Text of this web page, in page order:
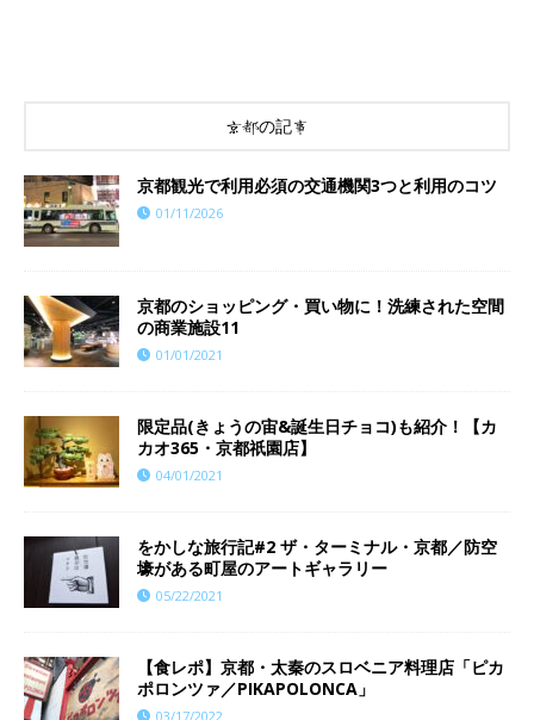
京都の記事
京都観光で利用必須の交通機関3つと利用のコツ
01/11/2026
京都のショッピング・買い物に！洗練された空間
の商業施設11
01/01/2021
限定品(きょうの宙&誕生日チョコ)も紹介！【カ
カオ365・京都祇園店】
04/01/2021
をかしな旅行記#2 ザ・ターミナル・京都／防空
壕がある町屋のアートギャラリー
05/22/2021
【食レポ】京都・太秦のスロベニア料理店「ピカ
ポロンツァ／PIKAPOLONCA」
03/17/2022